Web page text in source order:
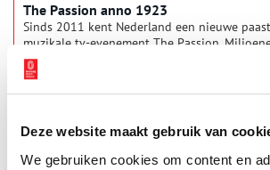
Deze website maakt gebruik van
We gebruiken cookies om content en
The Passion anno 1923
Sinds 2011 kent Nederland een nieuwe
muzikale tv-evenement The Passion.
laten zich aan de hand van bekende
meenemen in het paasverhaal. Dit jaar
onder hun paraplu schuilen voor de
het eten tijdens een groots opgezet
Holland.